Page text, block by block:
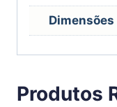
Dimensões
Produtos